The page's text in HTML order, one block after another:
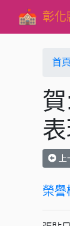
彰化
首頁
榮譽